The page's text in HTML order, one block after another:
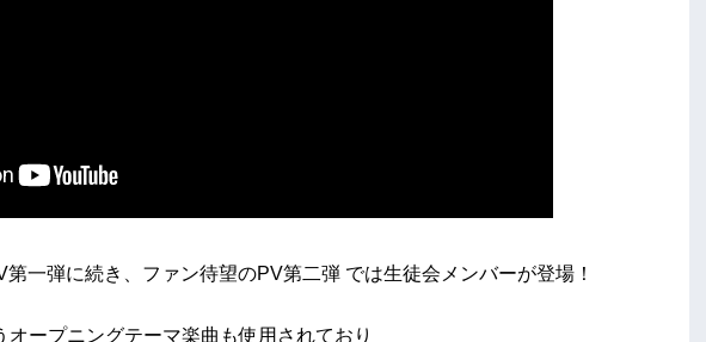
一弾に続き、ファン待望のPV第二弾 では生徒会メンバーが登場！
ープニングテーマ楽曲も使用されており